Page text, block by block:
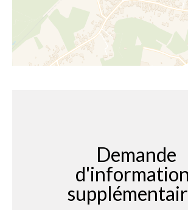
Demande